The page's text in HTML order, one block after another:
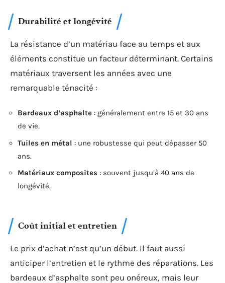
Durabilité et longévité
La résistance d’un matériau face au temps et aux
éléments constitue un facteur déterminant. Certains
matériaux traversent les années avec une
remarquable ténacité :
Bardeaux d’asphalte : généralement entre 15 et 30 ans
de vie.
Tuiles en métal : une robustesse qui peut dépasser 50
ans.
Matériaux composites : souvent jusqu’à 40 ans de
longévité.
Coût initial et entretien
Le prix d’achat n’est qu’un début. Il faut aussi
anticiper l’entretien et le rythme des réparations. Les
bardeaux d’asphalte sont peu onéreux, mais leur